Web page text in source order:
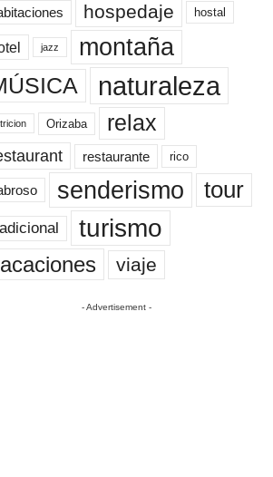
hospedaje hostal
jazz montaña
naturaleza
Orizaba relax
restaurante rico
senderismo tour
turismo
viaje
- Advertisement -